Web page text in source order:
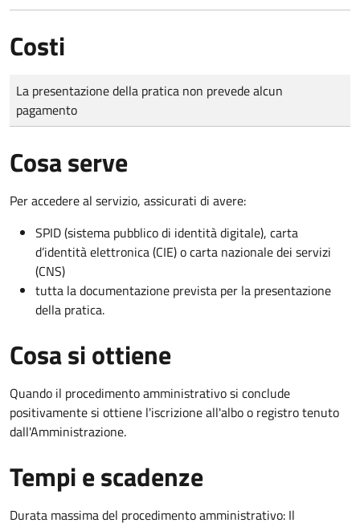
Costi
Tipo di pagamento
Importo
La presentazione della pratica non prevede alcun
pagamento
Cosa serve
Per accedere al servizio, assicurati di avere:
SPID (sistema pubblico di identità digitale), carta
d’identità elettronica (CIE) o carta nazionale dei servizi
(CNS)
tutta la documentazione prevista per la presentazione
della pratica.
Cosa si ottiene
Quando il procedimento amministrativo si conclude
positivamente si ottiene l'iscrizione all'albo o registro tenuto
dall'Amministrazione.
Tempi e scadenze
Durata massima del procedimento amministrativo: Il